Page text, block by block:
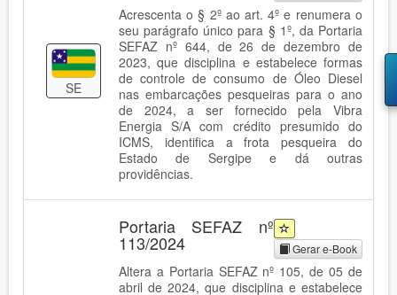
SE
Acrescenta o § 2º ao art. 4º e renumera o
seu parágrafo único para § 1º, da Portaria
SEFAZ nº 644, de 26 de dezembro de
2023, que disciplina e estabelece formas
de controle de consumo de Óleo Diesel
nas embarcações pesqueiras para o ano
de 2024, a ser fornecido pela Vibra
Energia S/A com crédito presumido do
ICMS, identifica a frota pesqueira do
Estado de Sergipe e dá outras
providências.
Portaria SEFAZ nº
113/2024 Gerar e-Book
Altera a Portaria SEFAZ nº 105, de 05 de
abril de 2024, que disciplina e estabelece